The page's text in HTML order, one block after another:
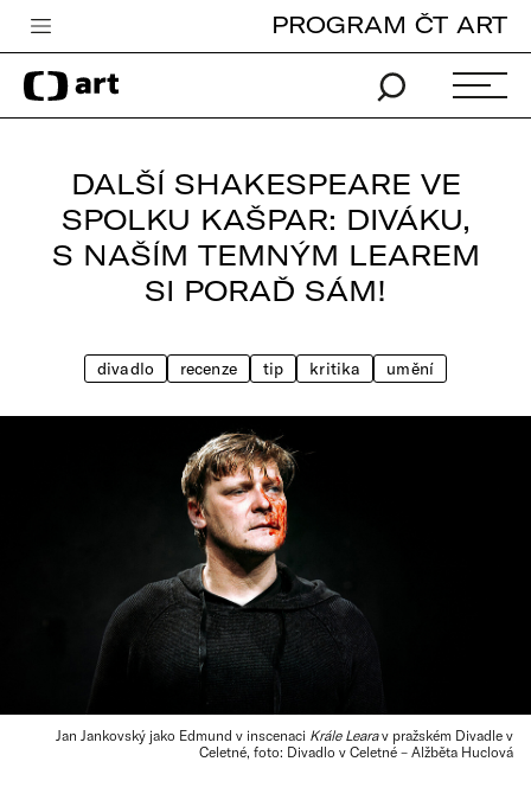
Česká televize
Zpravodajství
iVysílání
TV program
PROGRAM ČT ART
DALŠÍ SHAKESPEARE VE
SPOLKU KAŠPAR: DIVÁKU,
S NAŠÍM TEMNÝM LEAREM
SI PORAĎ SÁM!
divadlo recenze tip kritika umění
Jan Jankovský jako Edmund v inscenaci Krále Learav pražském Divadle v
Celetné, foto: Divadlo v Celetné – Alžběta Huclová